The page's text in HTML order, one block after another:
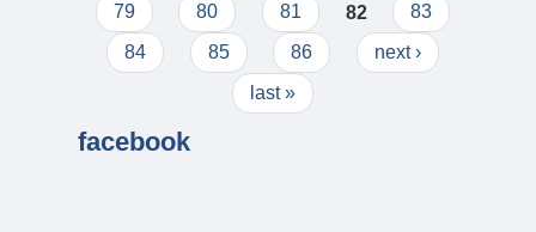
79
80 81 82
83
84
85 86
next ›
last »
facebook